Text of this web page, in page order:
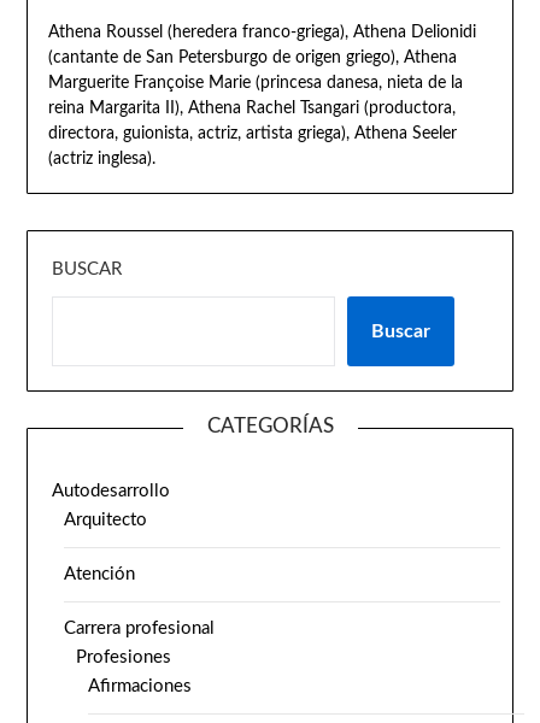
Athena Roussel (heredera franco-griega), Athena Delionidi
(cantante de San Petersburgo de origen griego), Athena
Marguerite Françoise Marie (princesa danesa, nieta de la
reina Margarita II), Athena Rachel Tsangari (productora,
directora, guionista, actriz, artista griega), Athena Seeler
(actriz inglesa).
BUSCAR
Buscar
CATEGORÍAS
Autodesarrollo
Arquitecto
Atención
Carrera profesional
Profesiones
Afirmaciones